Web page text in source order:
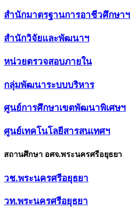
สำนักมาตรฐานการอาชีวศึกษาฯ
สำนักวิจัยและพัฒนาฯ
หน่วยตรวจสอบภายใน
กลุ่มพัฒนาระบบบริหาร
ศูนย์การศึกษาเขตพัฒนาพิเศษฯ
ศูนย์เทคโนโลยีสารสนเทศฯ
สถานศึกษา อศจ.พระนครศรีอยุธยา
วช.พระนครศรีอยุธยา
วท.พระนครศรีอยุธยา